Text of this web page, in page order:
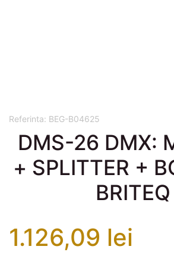
Referinta: BEG-B04625
DMS-26 DMX:
+ SPLITTER +
BRITEQ
1.126,09 lei